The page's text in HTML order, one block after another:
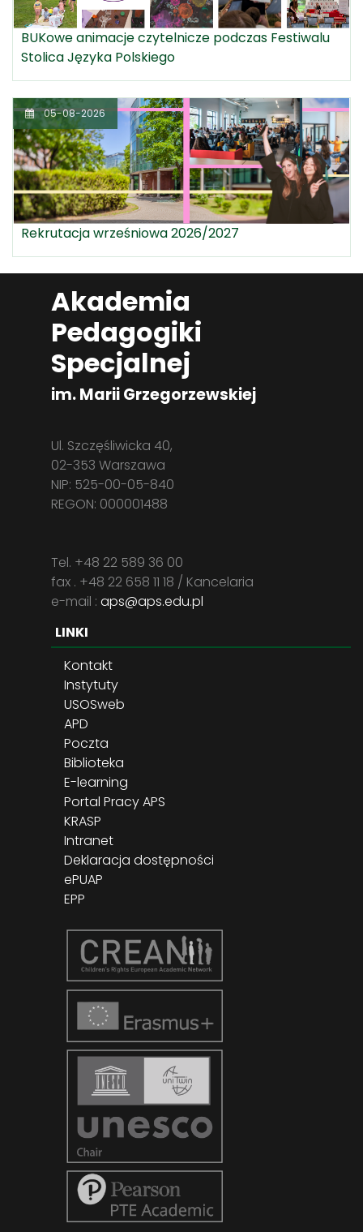
BUKowe animacje czytelnicze podczas Festiwalu
Stolica Języka Polskiego
05-08-2026
Rekrutacja wrześniowa 2026/2027
Akademia
Pedagogiki
Specjalnej
im. Marii Grzegorzewskiej
Ul. Szczęśliwicka 40,
02-353 Warszawa
NIP: 525-00-05-840
REGON: 000001488
Tel. +48 22 589 36 00
fax . +48 22 658 11 18 / Kancelaria
e-mail : aps@aps.edu.pl
LINKI
Kontakt
Instytuty
USOSweb
APD
Poczta
Biblioteka
E-learning
Portal Pracy APS
KRASP
Intranet
Deklaracja dostępności
ePUAP
EPP